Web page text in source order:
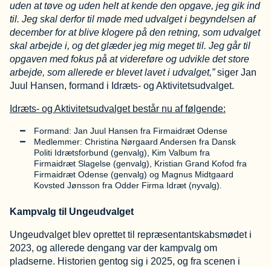
uden at tøve og uden helt at kende den opgave, jeg gik ind
til. Jeg skal derfor til møde med udvalget i begyndelsen af
december for at blive klogere på den retning, som udvalget
skal arbejde i, og det glæder jeg mig meget til. Jeg går til
opgaven med fokus på at videreføre og udvikle det store
arbejde, som allerede er blevet lavet i udvalget,”siger Jan
Juul Hansen, formand i Idræts- og Aktivitetsudvalget.
Idræts- og Aktivitetsudvalget består nu af følgende:
Formand: Jan Juul Hansen fra Firmaidræt Odense
Medlemmer: Christina Nørgaard Andersen fra Dansk
Politi Idrætsforbund (genvalg), Kim Valbum fra
Firmaidræt Slagelse (genvalg), Kristian Grand Kofod fra
Firmaidræt Odense (genvalg) og Magnus Midtgaard
Kovsted Jønsson fra Odder Firma Idræt (nyvalg).
Kampvalg til Ungeudvalget
Ungeudvalget blev oprettet til repræsentantskabsmødet i
2023, og allerede dengang var der kampvalg om
pladserne. Historien gentog sig i 2025, og fra scenen i